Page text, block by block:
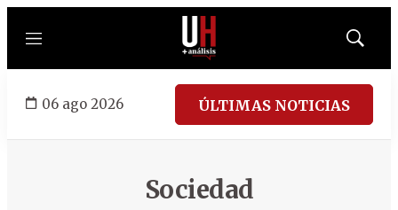
Menú
Mostrar
06 ago 2026 ÚLTIMAS NOTICIAS
Sociedad